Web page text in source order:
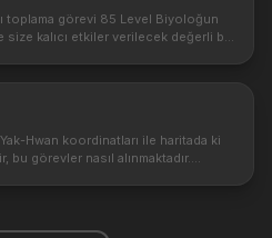
toplama görevi 85 Level Biyoloğun
size kalıcı etkiler verilecek değerli bir
Hwan koordinatları ile haritada ki
görevler nasıl alınmaktadır.